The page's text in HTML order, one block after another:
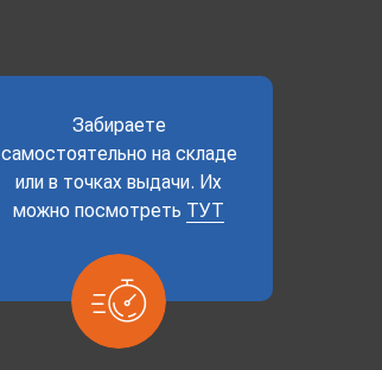
Забираете
самостоятельно на складе
или в точках выдачи. Их
можно посмотреть ТУТ